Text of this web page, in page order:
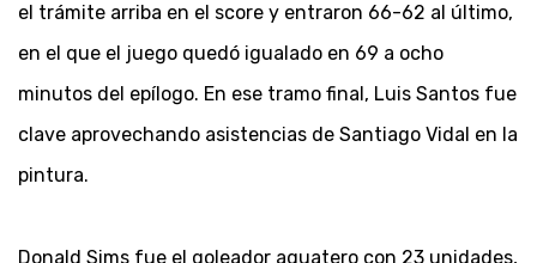
el trámite arriba en el score y entraron 66-62 al último,
en el que el juego quedó igualado en 69 a ocho
minutos del epílogo. En ese tramo final, Luis Santos fue
clave aprovechando asistencias de Santiago Vidal en la
pintura.
Donald Sims fue el goleador aguatero con 23 unidades,